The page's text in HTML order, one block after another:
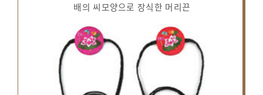
배의 씨모양으로 장식한 머리끈